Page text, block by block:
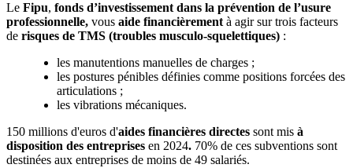
Le Fipu, fonds d’investissement dans la prévention de l’usure
professionnelle, vous aide financièrement à agir sur trois facteurs
de risques de TMS (troubles musculo-squelettiques) :
les manutentions manuelles de charges ;
les postures pénibles définies comme positions forcées des
articulations ;
les vibrations mécaniques.
150 millions d'euros d'aides financières directes sont mis à
disposition des entreprises en 2024. 70% de ces subventions sont
destinées aux entreprises de moins de 49 salariés.